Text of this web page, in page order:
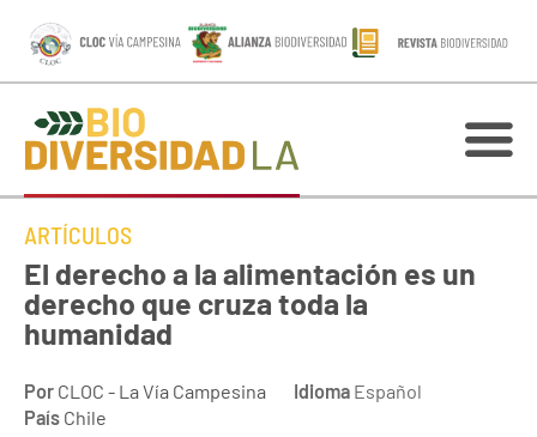
ARTÍCULOS
El derecho a la alimentación es un
derecho que cruza toda la
humanidad
Por CLOC - La Vía Campesina Idioma Español
País Chile